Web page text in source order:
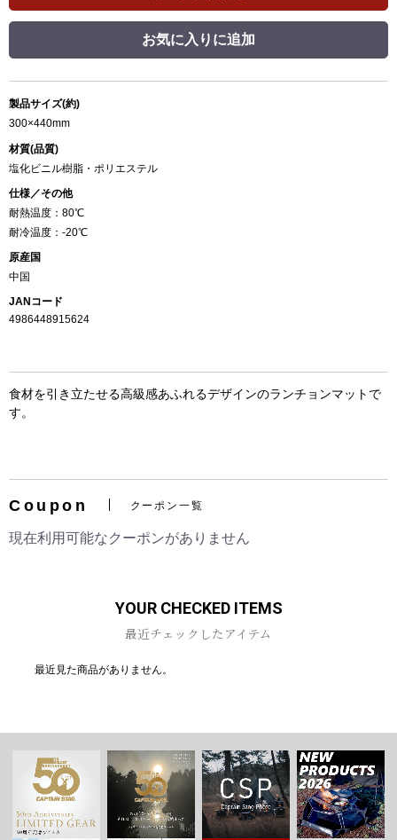
お買い物を続ける カートへ進む
お気に入りに追加
製品サイズ(約)
300×440mm
材質(品質)
塩化ビニル樹脂・ポリエステル
仕様／その他
耐熱温度：80℃
耐冷温度：-20℃
原産国
中国
JANコード
4986448915624
食材を引き立たせる高級感あふれるデザインのランチョンマットで
す。
Coupon クーポン一覧
現在利用可能なクーポンがありません
YOUR CHECKED ITEMS
最近チェックしたアイテム
最近見た商品がありません。